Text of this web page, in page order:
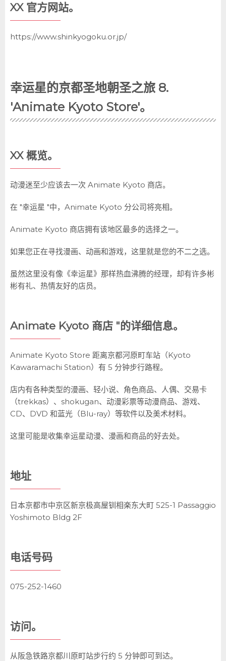
XX 官方网站。
https://www.shinkyogoku.or.jp/
幸运星的京都圣地朝圣之旅 8.
'Animate Kyoto Store'。
XX 概览。
动漫迷至少应该去一次 Animate Kyoto 商店。
在 "幸运星 "中，Animate Kyoto 分公司将亮相。
Animate Kyoto 商店拥有该地区最多的选择之一。
如果您正在寻找漫画、动画和游戏，这里就是您的不二之选。
虽然这里没有像《幸运星》那样热血沸腾的经理，却有许多彬
彬有礼、热情友好的店员。
Animate Kyoto 商店 "的详细信息。
Animate Kyoto Store 距离京都河原町车站（Kyoto
Kawaramachi Station）有 5 分钟步行路程。
店内有各种类型的漫画、轻小说、角色商品、人偶、交易卡
（trekkas）、shokugan、动漫彩票等动漫商品、游戏、
CD、DVD 和蓝光（Blu-ray）等软件以及美术材料。
这里可能是收集幸运星动漫、漫画和商品的好去处。
地址
日本京都市中京区新京极高屋钏相楽东大町 525-1 Passaggio
Yoshimoto Bldg 2F
电话号码
075-252-1460
访问。
从阪急铁路京都川原町站步行约 5 分钟即可到达。